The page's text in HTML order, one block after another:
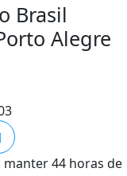
Brasil
Alegre